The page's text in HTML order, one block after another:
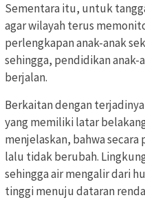
Sementara itu, untuk
agar wilayah terus
perlengkapan anak-anak
sehingga, pendidikan
berjalan.
Berkaitan dengan
yang memiliki latar
menjelaskan, bahwa
lalu tidak berubah.
sehingga air mengalir dari
tinggi menuju dataran